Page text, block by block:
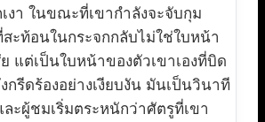
งา ในขณะที่เขากำลังจะจับกุม
ะท้อนในกระจกกลับไม่ใช่ใบหน้า
แต่เป็นใบหน้าของตัวเขาเองที่บิด
กรีดร้องอย่างเงียบงัน มันเป็นวินาที
ะผู้ชมเริ่มตระหนักว่าศัตรูที่เขา